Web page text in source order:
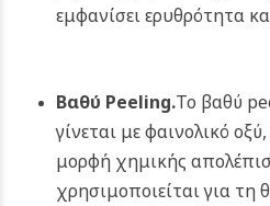
εμφανίσει ερυθρότητα
Βαθύ Peeling.Το βαθύ
γίνεται με φαινολικό
μορφή χημικής
χρησιμοποιείται για τη